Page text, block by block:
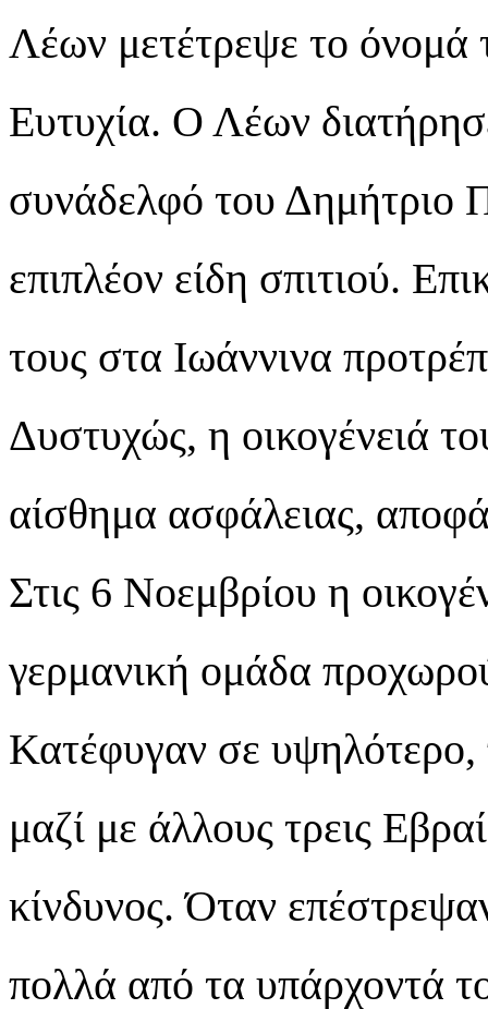
Λέων μετέτρεψε το
Ευτυχία. Ο Λέων
συνάδελφό του Δημήτριο
επιπλέον είδη σπιτιού.
τους στα Ιωάννινα
Δυστυχώς, η οικογένειά
αίσθημα ασφάλειας,
Στις 6 Νοεμβρίου η
γερμανική ομάδα
Κατέφυγαν σε
μαζί με άλλους τρεις
κίνδυνος. Όταν
πολλά από τα υπάρχοντά